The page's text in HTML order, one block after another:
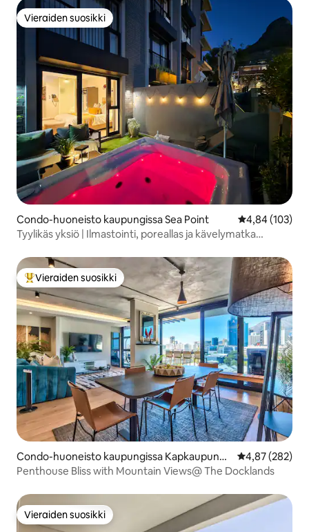
Vieraiden suosikki
Vieraiden suosikki
Condo-huoneisto kaupungissa Sea Point
4,84 (103)
Tyylikäs yksiö | Ilmastointi, poreallas ja kävelymatka
Vieraiden suosikkien parhaimmistoa
Vieraiden suosikki
Condo-huoneisto kaupungissa Kapkaupunki
Keskusta
4,87 (282)
Penthouse Bliss with Mountain Views@ The Docklands
Vieraiden suosikki
Vieraiden suosikki